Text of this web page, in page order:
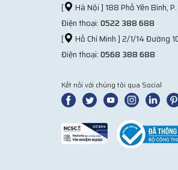
[
Hà Nội ] 188 Phố Yên Bình,
Điện thoại:0522 388 688
[
Hồ Chí Minh ] 2/1/14 Đường
Điện thoại:0568 388 688
Kết nối với chúng tôi qua Social